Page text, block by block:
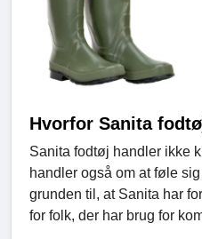
Hvorfor Sanita
Sanita fodtøj handler ikke
handler også om at føle
grunden til, at Sanita har
for folk, der har brug for